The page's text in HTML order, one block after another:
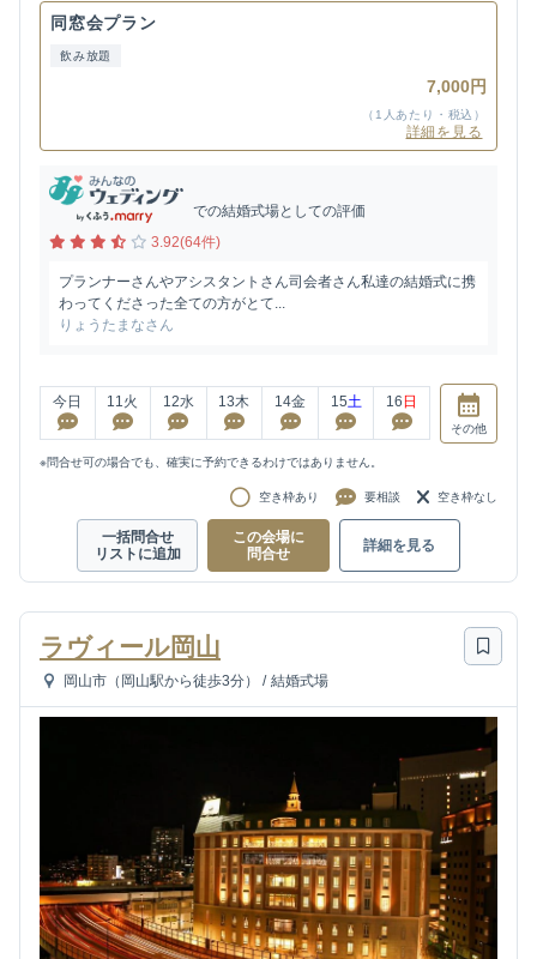
同窓会プラン
飲み放題
7,000円
（1人あたり・税込）
詳細を見る
での結婚式場としての評価
3.92(64件)
プランナーさんやアシスタントさん司会者さん私達の結婚式に携
わってくださった全ての方がとて...
りょうたまなさん
今日 11火 12水 13木 14金 15土 16 日
その他
※問合せ可の場合でも、確実に予約できるわけではありません。
空き枠あり 要相談 空き枠なし
一括問合せ
リストに追加
この会場に
問合せ
詳細を見る
ラヴィール岡山
岡山市（岡山駅から徒歩3分） / 結婚式場